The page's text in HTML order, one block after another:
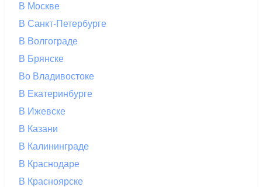
В Москве
В Санкт-Петербурге
В Волгограде
В Брянске
Во Владивостоке
В Екатеринбурге
В Ижевске
В Казани
В Калининграде
В Краснодаре
В Красноярске